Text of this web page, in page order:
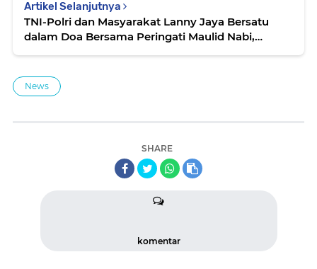
Artikel Selanjutnya
TNI-Polri dan Masyarakat Lanny Jaya Bersatu
dalam Doa Bersama Peringati Maulid Nabi,
News
SHARE
komentar